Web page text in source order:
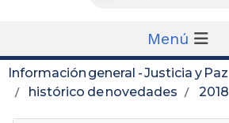
Menú
Información general - Justicia y Paz
histórico de novedades
2018